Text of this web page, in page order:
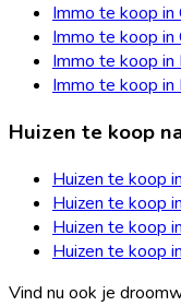
Immo te koop in
Immo te koop in
Immo te koop
Immo te koop
Huizen te koop
Huizen te koop
Huizen te koop
Huizen te koop
Huizen te koop
Vind nu ook je